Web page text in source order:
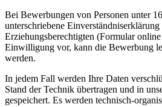
Bei Bewerbungen von Personen unter
unterschriebene Einverständniserklärung
Erziehungsberechtigten (Formular
Einwilligung vor, kann die Bewerbung
werden.
In jedem Fall werden Ihre Daten
Stand der Technik übertragen und in
gespeichert. Es werden technisch-